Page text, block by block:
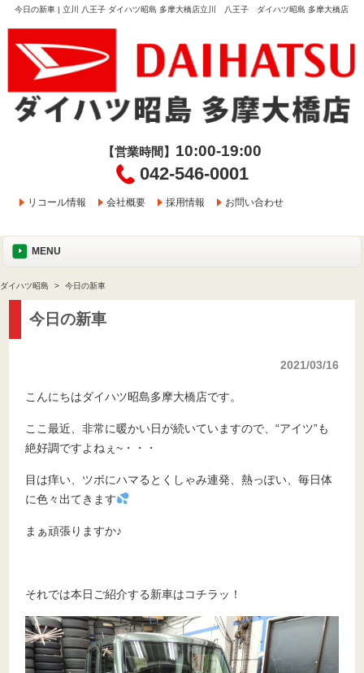
今日の新車 | 立川 八王子 ダイハツ昭島 多摩大橋店立川 八王子 ダイハツ昭島 多摩大橋店
【営業時間】 10:00-19:00
042-546-0001
リコール情報 会社概要 採用情報 お問い合わせ
MENU
ダイハツ昭島 今日の新車
今日の新車
2021/03/16
こんにちはダイハツ昭島多摩大橋店です。
ここ最近、非常に暖かい日が続いていますので、“アイツ”も
絶好調ですよねぇ~・・・
目は痒い、ツボにハマるとくしゃみ連発、熱っぽい、毎日体
に色々出てきます
まぁ頑張りますか♪
それでは本日ご紹介する新車はコチラッ！